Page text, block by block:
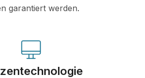
garantiert werden.